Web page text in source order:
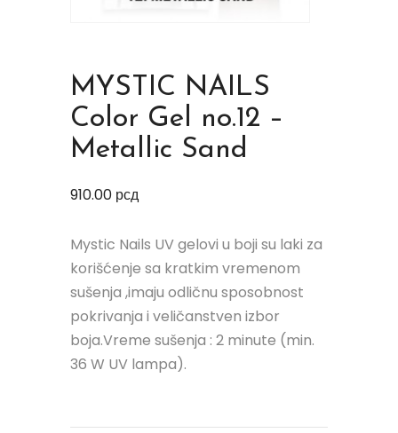
MYSTIC NAILS
Color Gel no.12 –
Metallic Sand
910.00 рсд
Mystic Nails UV gelovi u boji su laki za
korišćenje sa kratkim vremenom
sušenja ,imaju odličnu sposobnost
pokrivanja i veličanstven izbor
boja.Vreme sušenja : 2 minute (min.
36 W UV lampa).